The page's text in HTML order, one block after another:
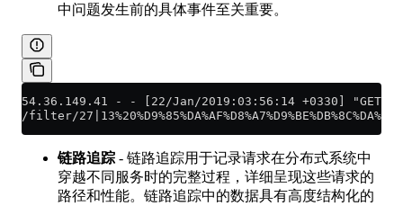
中问题发生前的具体事件至关重要。
54.36.149.41 - - [22/Jan/2019:03:56:14 +0330] "GET
/filter/
链路追踪 - 链路追踪用于记录请求在分布式系统中
穿越不同服务时的完整过程，详细呈现这些请求的
路径和性能。链路追踪中的数据具有高度结构化的